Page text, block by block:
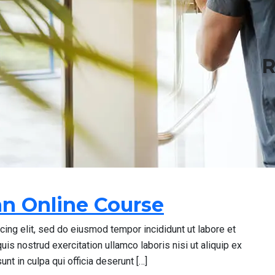
Online Course
elit, sed do eiusmod tempor incididunt ut labore et
nostrud exercitation ullamco laboris nisi ut aliquip ex
in culpa qui officia deserunt […]